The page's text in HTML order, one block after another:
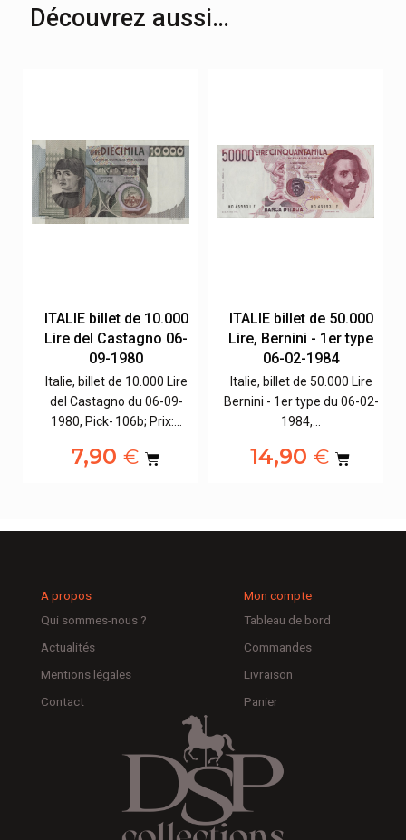
Découvrez aussi…
ITALIE billet de 10.000
Lire del Castagno 06-
09-1980
Italie, billet de 10.000 Lire
del Castagno du 06-09-
1980, Pick- 106b; Prix:…
7,90 €
ITALIE billet de 50.000
Lire, Bernini - 1er type
06-02-1984
Italie, billet de 50.000 Lire
Bernini - 1er type du 06-02-
1984,…
14,90 €
A propos
Qui sommes-nous ?
Actualités
Mentions légales
Contact
Mon compte
Tableau de bord
Commandes
Livraison
Panier